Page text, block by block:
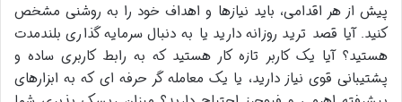
پیش از هر اقدامی، باید نیازها و اهداف خود را به روشنی مشخص
کنید. آیا قصد ترید روزانه دارید یا به دنبال سرمایه گذاری بلندمدت
هستید؟ آیا یک کاربر تازه کار هستید که به رابط کاربری ساده و
پشتیبانی قوی نیاز دارید، یا یک معامله گر حرفه ای که به ابزارهای